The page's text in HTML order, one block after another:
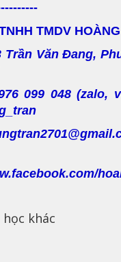
TMDV
Trần Văn Đang,
099 048 (zalo,
khác